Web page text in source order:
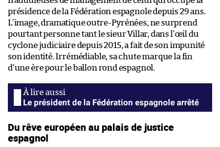
présidence de la Fédération espagnole depuis 29 ans.
L’image, dramatique outre-Pyrénées, ne surprend
pourtant personne tant le sieur Villar, dans l’œil du
cyclone judiciaire depuis 2015, a fait de son impunité
son identité. Irrémédiable, sa chute marque la fin
d’une ère pour le ballon rond espagnol.
Le président de la Fédération espagnole arrêté
Du rêve européen au palais de justice
espagnol